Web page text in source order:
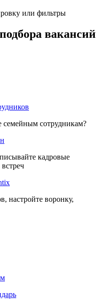
или фильтры
вакансий
семейным сотрудникам?
кадровые
настройте воронку,